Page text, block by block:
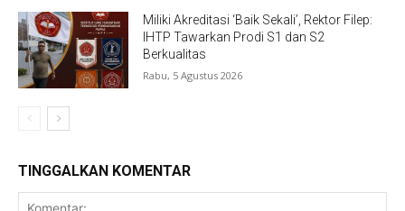
Miliki Akreditasi ‘Baik Sekali’, Rektor Filep:
IHTP Tawarkan Prodi S1 dan S2
Berkualitas
Rabu, 5 Agustus 2026
TINGGALKAN KOMENTAR